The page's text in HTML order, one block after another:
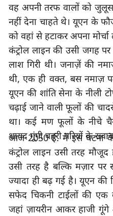
वह अपनी तरफ वालों को
नहीं देना चाहते थे। यूएन के
को वहां से हटाकर अपना
कंट्रोल लाइन की उसी जगह
लाश गिरी थी। जनाज़ें की
थी, एक ही वक्त, बस नमाज़
यूएन की शांति सेना के नीली
चढ़ाई जाने वाली फूलों की
था। कई मण फूलों के नीचे
शायद गूंगी बहरी परियों के
आज 2050 ई. में इस घटना
कंट्रोल लाइन उसी तरह
उसी तरह है बल्कि मज़ार
ज्यादा ही बढ़ गई है। यूएन
सफेद चिकनी टाईलों की एक
जहां ज़ायरीन आकर हाजी गूंगे